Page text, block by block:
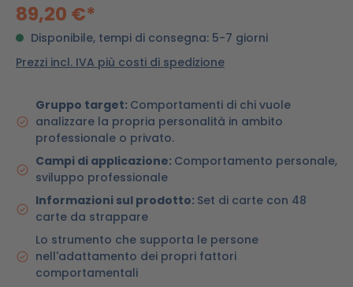
89,20 €*
Disponibile, tempi di consegna: 5-7 giorni
Prezzi incl. IVA più costi di spedizione
Gruppo target: Comportamenti di chi vuole
analizzare la propria personalità in ambito
professionale o privato.
Campi di applicazione: Comportamento personale,
sviluppo professionale
Informazioni sul prodotto: Set di carte con 48
carte da strappare
Lo strumento che supporta le persone
nell'adattamento dei propri fattori
comportamentali